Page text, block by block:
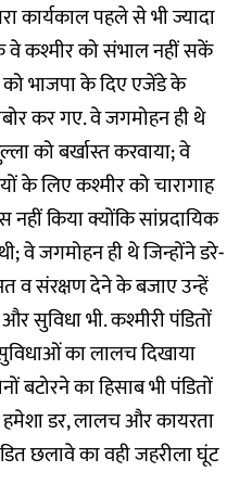
कार्यकाल पहले से भी ज्यादा
वे कश्मीर को संभाल नहीं सकें
भाजपा के दिए एजेंडे के
कर गए. वे जगमोहन ही थे
को बर्खास्त करवाया; वे
के लिए कश्मीर को चारागाह
किया क्योंकि सांप्रदायिक
वे जगमोहन ही थे जिन्होंने डरे-
व संरक्षण देने के बजाए उन्हें
सुविधा भी. कश्मीरी पंडितों
का लालच दिखाया
बटोरने का हिसाब भी पंडितों
डर, लालच और कायरता
छलावे का वही जहरीला घूंट